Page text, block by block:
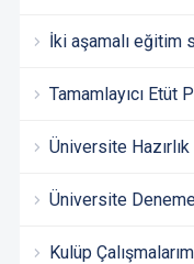
İki aşamalı eğitim
Tamamlayıcı Etüt
Üniversite
Üniversite Deneme
Kulüp